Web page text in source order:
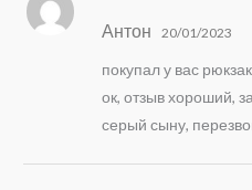
з 5
Антон 20/01/2023
покупал у вас
ок, отзыв хороший,
серый сыну,